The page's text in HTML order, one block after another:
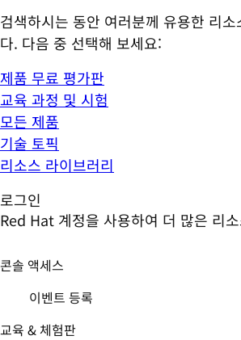
검색하시는 동안 여러분께 유용한 리
다. 다음 중 선택해 보세요:
제품 무료 평가판
교육 과정 및 시험
모든 제품
기술 토픽
리소스 라이브러리
로그인
Red Hat 계정을 사용하여 더 많은 리
콘솔 액세스
이벤트 등록
교육 & 체험판